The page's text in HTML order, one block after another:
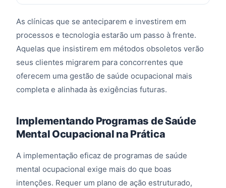
As clínicas que se anteciparem e investirem em
processos e tecnologia estarão um passo à frente.
Aquelas que insistirem em métodos obsoletos verão
seus clientes migrarem para concorrentes que
oferecem uma gestão de saúde ocupacional mais
completa e alinhada às exigências futuras.
Implementando Programas de Saúde
Mental Ocupacional na Prática
A implementação eficaz de programas de saúde
mental ocupacional exige mais do que boas
intenções. Requer um plano de ação estruturado,